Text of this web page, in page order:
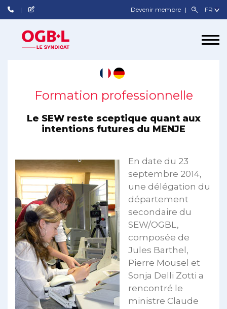
Devenir membre
Formation professionnelle
Le SEW reste sceptique quant aux
intentions futures du MENJE
En date du 23
septembre 2014,
une délégation du
département
secondaire du
SEW/OGBL,
composée de
Jules Barthel,
Pierre Mousel et
Sonja Delli Zotti a
rencontré le
ministre Claude